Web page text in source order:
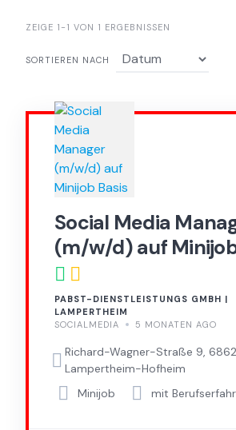
ZEIGE 1-1 VON 1 ERGEBNISSEN
SORTIEREN NACH
Social Media
(m/w/d) auf
PABST-DIENSTLEISTUNGS GMBH |
LAMPERTHEIM
SOCIALMEDIA
5 MONATEN AGO
Richard-Wagner-Straße 9,
Lampertheim-Hofheim
Minijob
mit